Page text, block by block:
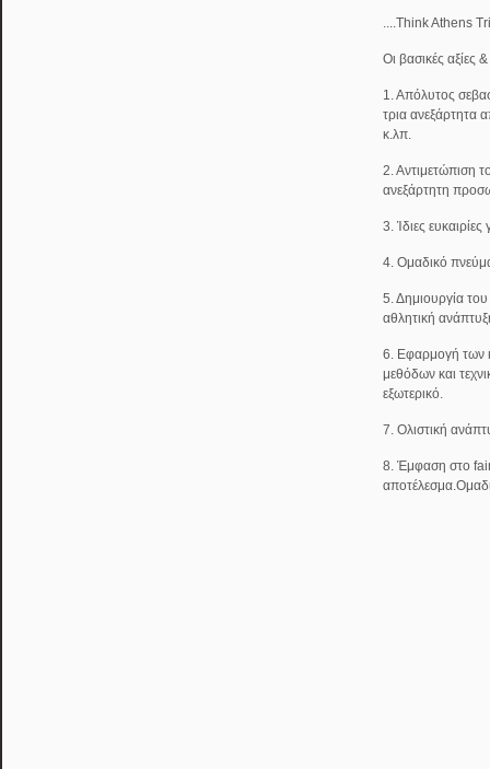
....Think Athens
Οι βασικές αξίες
1. Απόλυτος
τρια ανεξάρτητα
κ.λπ.
2. Αντιμετώπιση
ανεξάρτητη
3. Ίδιες
4. Ομαδικό
5. Δημιουργία
αθλητική
6. Εφαρμογή των
μεθόδων και
εξωτερικό.
7. Ολιστική
8. Έμφαση στο fair